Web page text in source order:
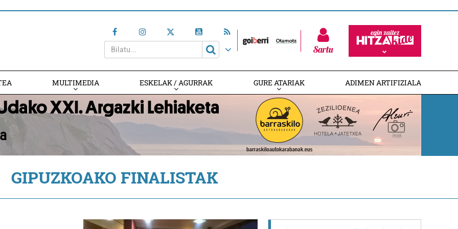
Sartu
MULTIMEDIA ESKELAK / AGURRAK GURE ATARIAK ADIMEN ARTIFIZIALA
GIPUZKOAKO FINALISTAK